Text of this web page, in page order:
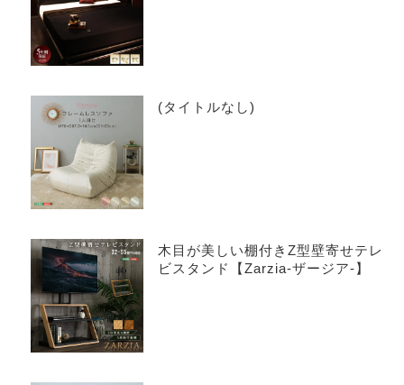
(タイトルなし)
木目が美しい棚付きZ型壁寄せテレ
ビスタンド【Zarzia-ザージア-】